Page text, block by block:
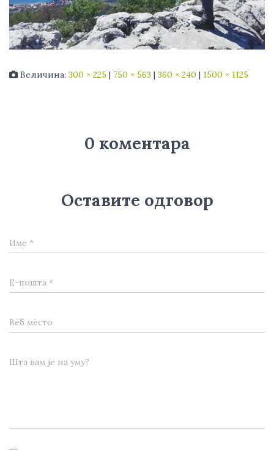
Величина: 300 × 225 | 750 × 563 | 360 × 240 | 1500 × 1125
0 коментара
Оставите одговор
Име *
Е-пошта *
Веб место
Шта вам је на уму?